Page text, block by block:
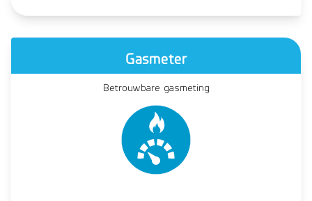
Gasmeter
Betrouwbare gasmeting